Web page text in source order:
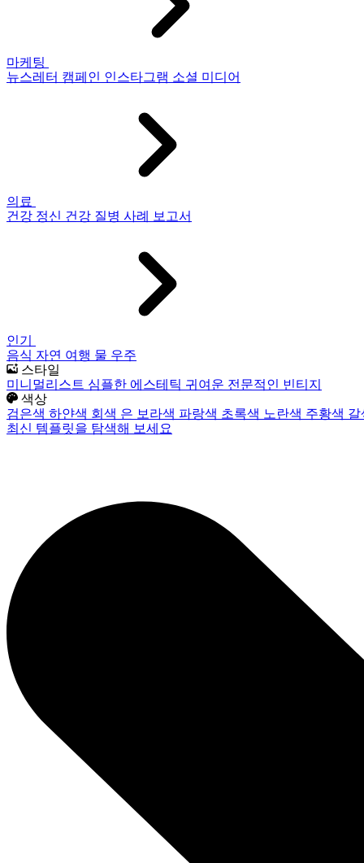
마케팅
뉴스레터 캠페인 인스타그램 소셜 미디어
의료
건강 정신 건강 질병 사례 보고서
인기
음식 자연 여행 물 우주
스타일
미니멀리스트 심플한 에스테틱 귀여운 전문적인 빈티지
색상
검은색 하얀색 회색 은 보라색 파랑색 초록색 노란색 주황색
최신 템플릿을 탐색해 보세요